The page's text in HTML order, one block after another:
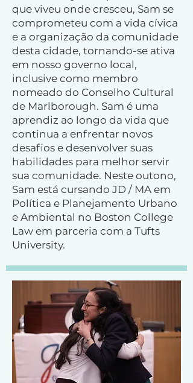
que viveu onde cresceu, Sam se
comprometeu com a vida cívica
e a organização da comunidade
desta cidade, tornando-se ativa
em nosso governo local,
inclusive como membro
nomeado do Conselho Cultural
de Marlborough. Sam é uma
aprendiz ao longo da vida que
continua a enfrentar novos
desafios e desenvolver suas
habilidades para melhor servir
sua comunidade. Neste outono,
Sam está cursando JD / MA em
Política e Planejamento Urbano
e Ambiental no Boston College
Law em parceria com a Tufts
University.